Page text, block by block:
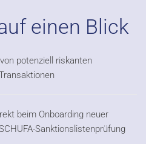
einen Blick
potenziell riskanten
beim Onboarding neuer
Sanktionslistenprüfung